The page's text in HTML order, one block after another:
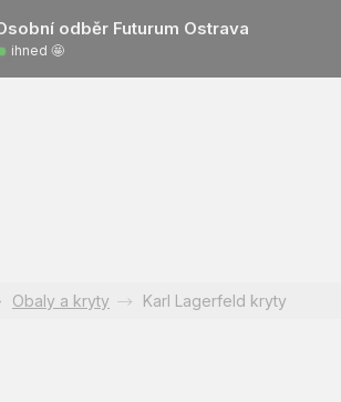
odběr Futurum Ostrava
ihned 🤩
Obaly a kryty Karl Lagerfeld kryty